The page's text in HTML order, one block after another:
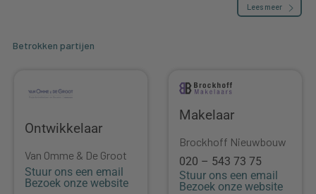
Lees meer
Betrokken partijen
Ontwikkelaar
Van Omme & De Groot
Stuur ons een email
Bezoek onze website
Makelaar
Brockhoff Nieuwbouw
020 – 543 73 75
Stuur ons een email
Bezoek onze website